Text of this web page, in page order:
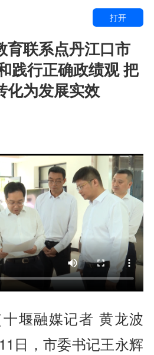
打开
育联系点丹江口市
践行正确政绩观 把
化为发展实效
十堰融媒记者 黄龙波
日，市委书记王永辉